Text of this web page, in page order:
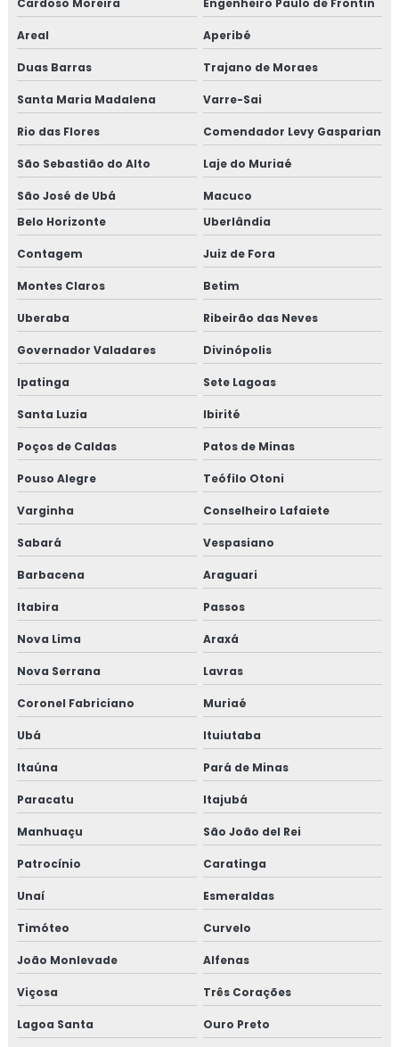
Isolamento térmico container preço
Isolamento térmico de descargas
Isolamento térmico de dutos
Isolamento térmico de dutos valor
Isolamento térmico de turbinas
Isolamento térmico em fibra cerâmica
Isolamento térmico frio
Isolamento térmico industrial rio de janeiro
Isolamento térmico industrial rj
Isolamento térmico interno
Isolamento térmico offshore
Isolamento térmico offshore petrolífero
Isolamento térmico para container
Isolamento térmico para funilaria industrial
Isolamento térmico para galpão
Isolamento térmico para galpão de armazenagem
Isolamento térmico para galpão industrial
Isolamento térmico para indústria
Isolamento térmico para navios
Isolamento térmico para onshore
Isolamento térmico para refinaria
Isolamento térmico para refinaria de petróleo
Isolamento térmico para reservatórios
Isolamento térmico para steel frame
Isolamento térmico para tanques
Areal Aperibé
Duas Barras Trajano de Moraes
Santa Maria Madalena Varre-Sai
Rio das Flores Comendador Levy Gasparian
São Sebastião do Alto Laje do Muriaé
São José de Ubá
Macuco
Belo Horizonte
Uberlândia
Contagem Juiz de Fora
Montes Claros Betim
Uberaba Ribeirão das Neves
Governador Valadares Divinópolis
Ipatinga Sete Lagoas
Santa Luzia Ibirité
Poços de Caldas Patos de Minas
Pouso Alegre Teófilo Otoni
Varginha Conselheiro Lafaiete
Sabará Vespasiano
Barbacena Araguari
Itabira Passos
Nova Lima Araxá
Nova Serrana Lavras
Coronel Fabriciano Muriaé
Ubá Ituiutaba
Itaúna Pará de Minas
Paracatu Itajubá
Manhuaçu São João del Rei
Patrocínio Caratinga
Unaí Esmeraldas
Timóteo Curvelo
João Monlevade Alfenas
Viçosa Três Corações
Lagoa Santa Ouro Preto